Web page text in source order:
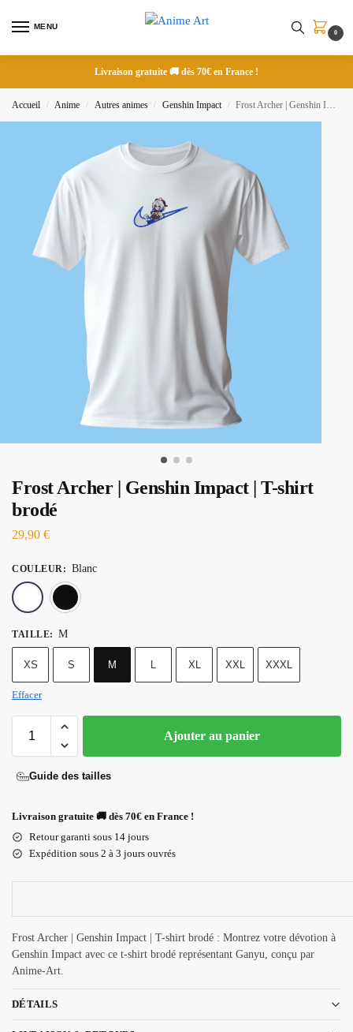
MENU
0
Livraison gratuite 🚚 dès 70€ en France !
Accueil / Anime / Autres animes / Genshin Impact / Frost Archer | Genshin Impact | T-shirt brodé
Frost Archer | Genshin Impact | T-shirt
brodé
29,90 €
COULEUR : Blanc
TAILLE: M
XS S M L XL XXL XXXL
Effacer
Ajouter au panier
Guide des tailles
Livraison gratuite 🚚 dès 70€ en France !
Retour garanti sous 14 jours
Expédition sous 2 à 3 jours ouvrés
Frost Archer | Genshin Impact | T-shirt brodé : Montrez votre dévotion à
Genshin Impact avec ce t-shirt brodé représentant Ganyu, conçu par
Anime-Art.
DÉTAILS